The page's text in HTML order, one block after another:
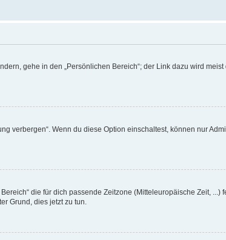
gehe in den „Persönlichen Bereich“; der Link dazu wird meist
verbergen“. Wenn du diese Option einschaltest, können nur
die für dich passende Zeitzone (Mitteleuropäische Zeit, ...)
Grund, dies jetzt zu tun.